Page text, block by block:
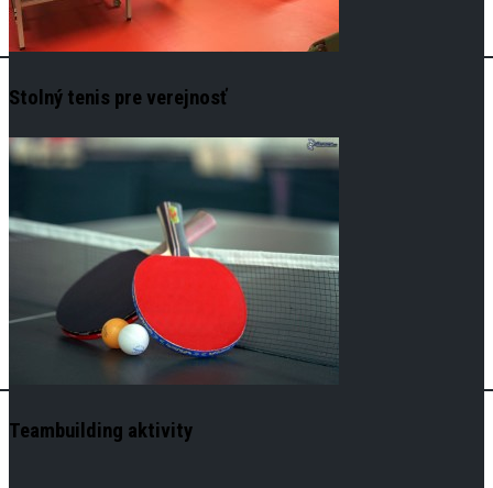
Stolný tenis pre verejnosť
Teambuilding aktivity